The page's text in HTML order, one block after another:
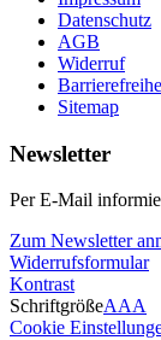
Datenschutz
AGB
Widerruf
Sitemap
Newsletter
Per E-Mail
Zum Newsletter
Widerrufsformular
Kontrast
SchriftgrößeAAA
Cookie